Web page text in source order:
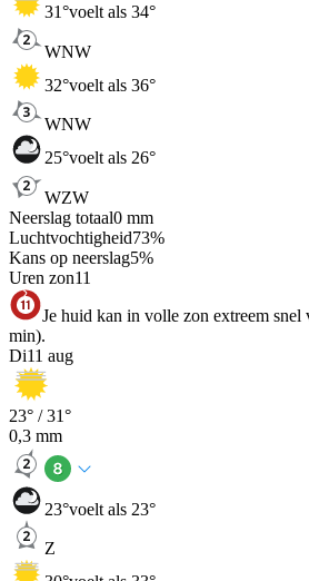
31°voelt als 34°
WNW
32°voelt als 36°
WNW
25°voelt als 26°
WZW
Neerslag totaal0 mm
Luchtvochtigheid73%
Kans op neerslag5%
Uren zon11
Je huid kan in volle zon extreem snel
min).
Di11 aug
23° /31°
0,3 mm
23°voelt als 23°
Z